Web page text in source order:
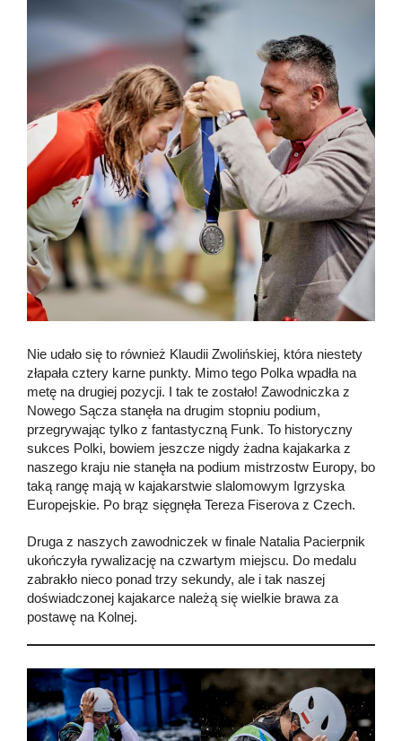
Nie udało się to również Klaudii Zwolińskiej, która niestety
złapała cztery karne punkty. Mimo tego Polka wpadła na
metę na drugiej pozycji. I tak te zostało! Zawodniczka z
Nowego Sącza stanęła na drugim stopniu podium,
przegrywając tylko z fantastyczną Funk. To historyczny
sukces Polki, bowiem jeszcze nigdy żadna kajakarka z
naszego kraju nie stanęła na podium mistrzostw Europy, bo
taką rangę mają w kajakarstwie slalomowym Igrzyska
Europejskie. Po brąz sięgnęła Tereza Fiserova z Czech.
Druga z naszych zawodniczek w finale Natalia Pacierpnik
ukończyła rywalizację na czwartym miejscu. Do medalu
zabrakło nieco ponad trzy sekundy, ale i tak naszej
doświadczonej kajakarce należą się wielkie brawa za
postawę na Kolnej.